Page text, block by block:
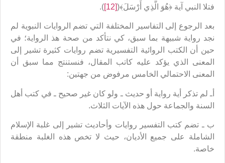
فتلا النبي آية ﴿هُوَ الَّذِي أَرْسَلَ﴾([12]
).
بعد الرجوع إلى التفاسير المختلفة التي تضم الروايات النبوية لم
نجد رواية شبيهة بما سبق، كي نتأكد من صحة هذ الرواية؛ في
حين أن الكتب الروائية التفسيرية تضم روايات كثيرة تشير إلى
المعنى الذي يؤكد عليه كاتب المقال، فنستنتج مما سبق أن
المعنى الاحتمالي الخامس مرفوض من جهتين:
أـ لم تذكر أية رواية أو حديث ـ ولو كان غير صحيح ـ في كتب أهل
السنة والجماعة حول هذه الآيات الثلاث.
ب ـ تضم كتب التفسير روايات وأحاديث تشير إلى غلبة الإسلام
الشاملة على جميع الأديان، حيث لا تخص هذه الغلبة منطقة
خاصة.